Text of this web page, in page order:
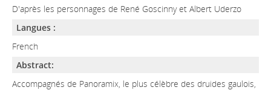
D'après les personnages de René Goscinny et Albert Uderzo
Langues :
French
Abstract:
Accompagnés de Panoramix, le plus célèbre des druides gaulois,